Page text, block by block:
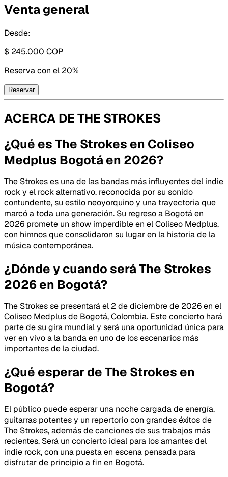
Venta general
Desde:
$ 245.000 COP
Reserva con el 20%
Reservar
ACERCA DETHE STROKES
¿Qué es The Strokes en Coliseo
Medplus Bogotá en 2026?
The Strokes es una de las bandas más influyentes del indie
rock y el rock alternativo, reconocida por su sonido
contundente, su estilo neoyorquino y una trayectoria que
marcó a toda una generación. Su regreso a Bogotá en
2026 promete un show imperdible en el Coliseo Medplus,
con himnos que consolidaron su lugar en la historia de la
música contemporánea.
¿Dónde y cuando será The Strokes
2026 en Bogotá?
The Strokes se presentará el 2 de diciembre de 2026 en el
Coliseo Medplus de Bogotá, Colombia. Este concierto hará
parte de su gira mundial y será una oportunidad única para
ver en vivo a la banda en uno de los escenarios más
importantes de la ciudad.
¿Qué esperar de The Strokes en
Bogotá?
El público puede esperar una noche cargada de energía,
guitarras potentes y un repertorio con grandes éxitos de
The Strokes, además de canciones de sus trabajos más
recientes. Será un concierto ideal para los amantes del
indie rock, con una puesta en escena pensada para
disfrutar de principio a fin en Bogotá.